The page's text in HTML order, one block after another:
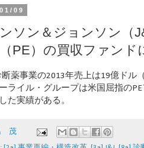
09
ソン＆ジョンソン（
PE）の買収ファンド
断薬事業の2013年売上は19億ド
ライル・グループは米国屈指の
た実績がある。
茂